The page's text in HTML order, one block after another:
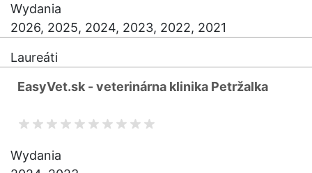
Wydania
2026, 2025, 2024, 2023, 2022, 2021
Laureáti
EasyVet.sk - veterinárna klinika Petržalka
Wydania